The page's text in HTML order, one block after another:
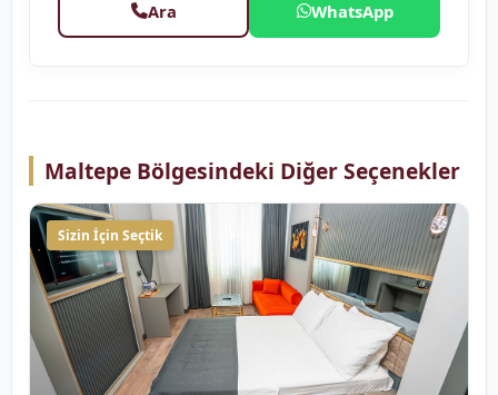
Ara WhatsApp
Maltepe Bölgesindeki Diğer Seçenekler
Sizin İçin Seçtik